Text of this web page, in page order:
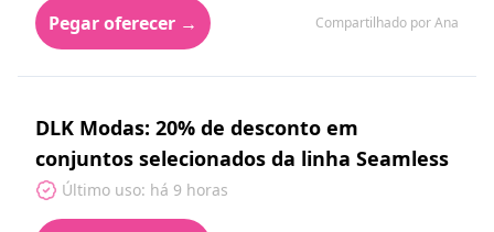
Pegar oferecer → Compartilhado por Ana
DLK Modas: 20% de desconto em
conjuntos selecionados da linha Seamless
Último uso: há 9 horas